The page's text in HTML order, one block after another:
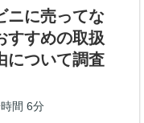
ニに売ってな
すすめの取扱
について調査
時間6分